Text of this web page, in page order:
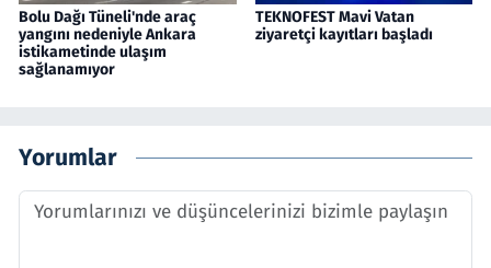
Bolu Dağı Tüneli'nde araç
yangını nedeniyle Ankara
istikametinde ulaşım
sağlanamıyor
TEKNOFEST Mavi Vatan
ziyaretçi kayıtları başladı
Yorumlar